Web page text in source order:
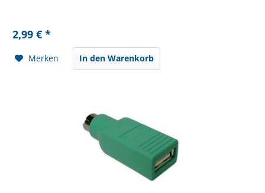
2,99 € *
Merken In den Warenkorb